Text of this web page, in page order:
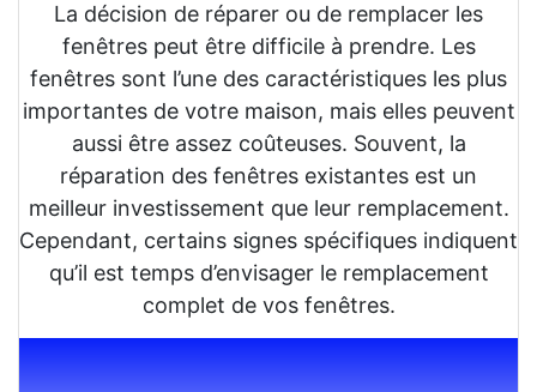
La décision de réparer ou de remplacer les
fenêtres peut être difficile à prendre. Les
fenêtres sont l’une des caractéristiques les plus
importantes de votre maison, mais elles peuvent
aussi être assez coûteuses. Souvent, la
réparation des fenêtres existantes est un
meilleur investissement que leur remplacement.
Cependant, certains signes spécifiques indiquent
qu’il est temps d’envisager le remplacement
complet de vos fenêtres.